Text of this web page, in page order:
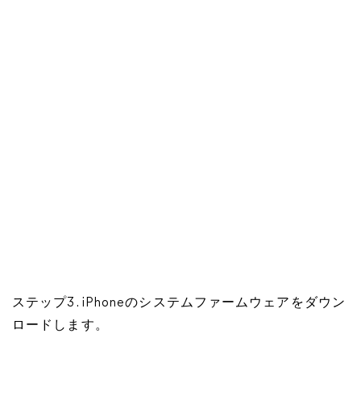
ステップ3. iPhoneのシステムファームウェアをダウン
ロードします。